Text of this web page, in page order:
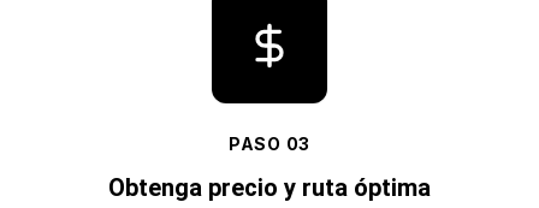
PASO 03
Obtenga precio y ruta óptima